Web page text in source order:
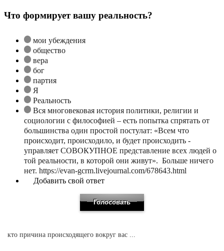
Что формирует вашу реальность?
мои убеждения
общество
вера
бог
партия
Я
Реальность
Вся многовековая история политики, религии и
социологии с философией – есть попытка спрятать от
большинства один простой постулат: «Всем что
происходит, происходило, и будет происходить -
управляет СОВОКУПНОЕ представление всех людей о
той реальности, в которой они живут». Больше ничего
нет. https://evan-gcrm.livejournal.com/678643.html
Добавить свой ответ
кто причина происходящего вокруг вас ...